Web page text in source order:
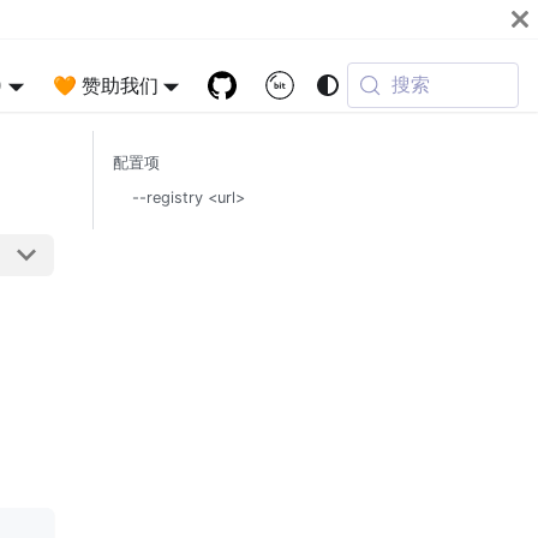
🧡 赞助我们 搜索
配置项
--registry <url>